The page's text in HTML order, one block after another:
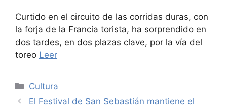
Curtido en el circuito de las corridas duras, con
la forja de la Francia torista, ha sorprendido en
dos tardes, en dos plazas clave, por la vía del
toreo Leer
Categories
Cultura
El Festival de San Sebastián mantiene el